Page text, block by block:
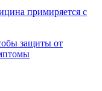
примиряется с
защиты от